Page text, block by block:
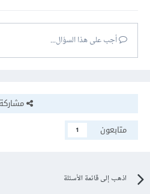
أجب على هذا السؤال...
مشاركة
متابعون
1
اذهب إلى قائمة الأسئلة